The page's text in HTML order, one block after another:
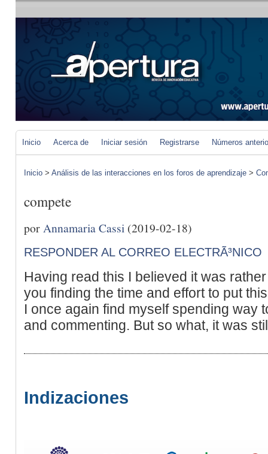
Inicio Acerca de Iniciar sesión Registrarse Números
Inicio > Análisis de las interacciones en los foros de aprendizaje >
compete
por Annamaria Cassi (2019-02-18)
RESPONDER AL CORREO ELECTRÃ³NICO
Having read this I believed it was
you finding the time and effort to put
I once again find myself spending way
and commenting. But so what, it was
Indizaciones